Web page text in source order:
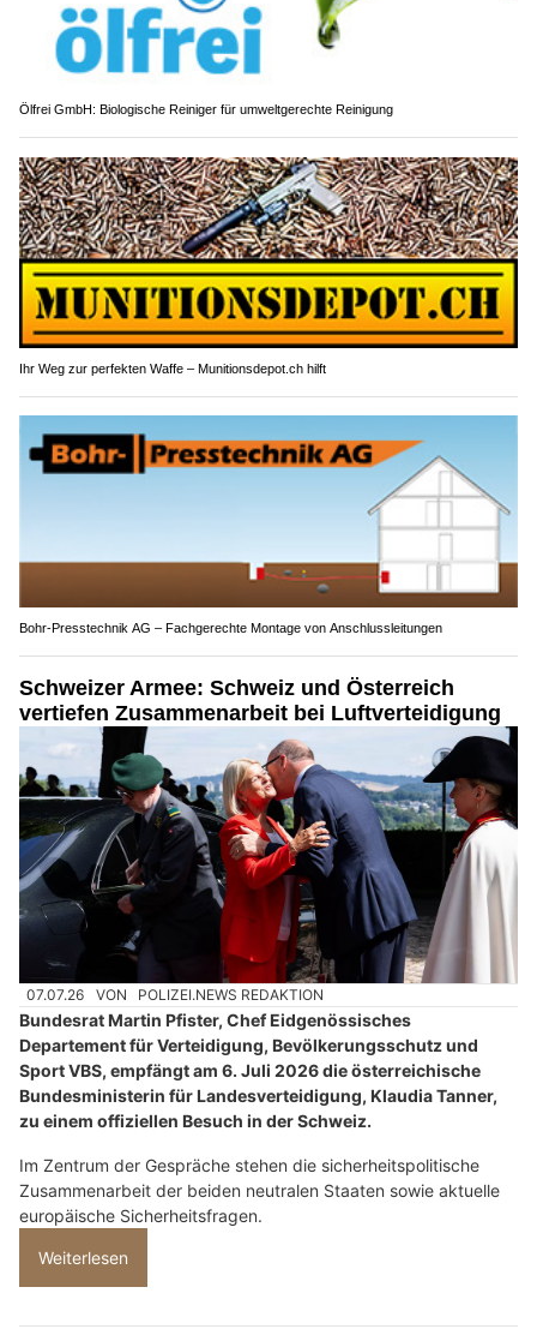
Ölfrei GmbH: Biologische Reiniger für umweltgerechte Reinigung
Ihr Weg zur perfekten Waffe – Munitionsdepot.ch hilft
Bohr-Presstechnik AG – Fachgerechte Montage von Anschlussleitungen
Schweizer Armee: Schweiz und Österreich
vertiefen Zusammenarbeit bei Luftverteidigung
07.07.26 VON POLIZEI.NEWS REDAKTION
Bundesrat Martin Pfister, Chef Eidgenössisches
Departement für Verteidigung, Bevölkerungsschutz und
Sport VBS, empfängt am 6. Juli 2026 die österreichische
Bundesministerin für Landesverteidigung, Klaudia Tanner,
zu einem offiziellen Besuch in der Schweiz.
Im Zentrum der Gespräche stehen die sicherheitspolitische
Zusammenarbeit der beiden neutralen Staaten sowie aktuelle
europäische Sicherheitsfragen.
Weiterlesen